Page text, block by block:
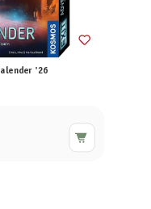
'26